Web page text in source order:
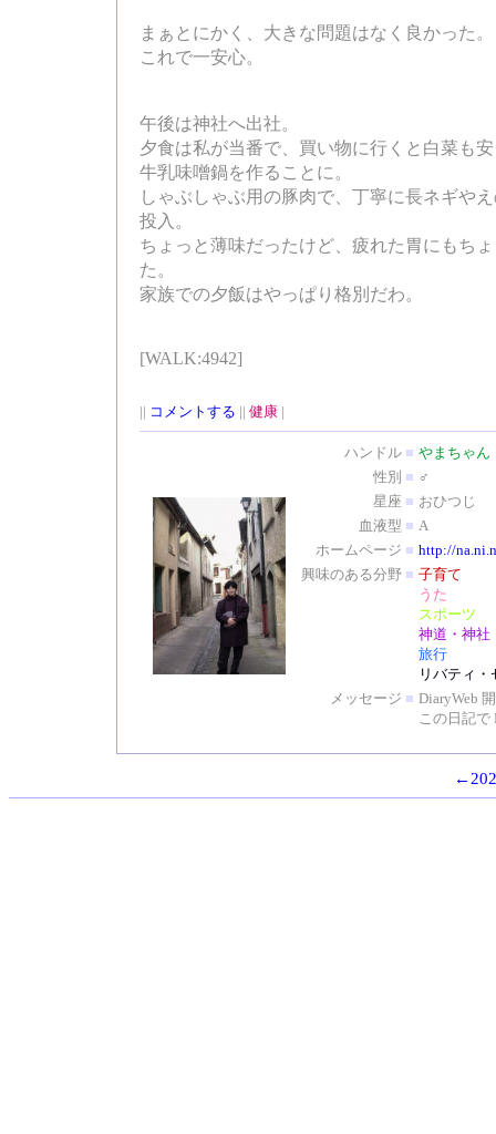
まぁとにかく、大きな問題はなく良かった。
これで一安心。
午後は神社へ出社。
夕食は私が当番で、買い物に行くと白菜も
牛乳味噌鍋を作ることに。
しゃぶしゃぶ用の豚肉で、丁寧に長ネギや
投入。
ちょっと薄味だったけど、疲れた胃にもち
た。
家族での夕飯はやっぱり格別だわ。
[WALK:4942]
|| コメントする || 健康|
ハンドル ■ やまちゃん
性別 ■ ♂
星座 ■ おひつじ
血液型 ■ A
ホームページ ■ http://
興味のある分野 ■ 子育て
うた
スポーツ
神道・神社
旅行
リバティ
メッセージ ■ DiaryWeb
この日記